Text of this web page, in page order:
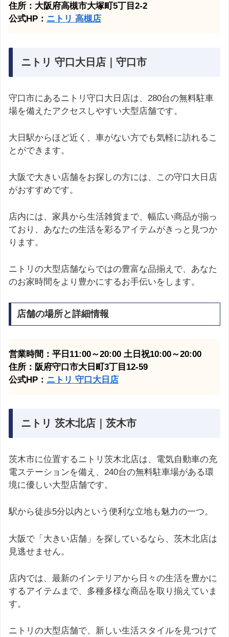
住所：大阪府高槻市大塚町5丁目2-2
公式HP： ニトリ 高槻店
ニトリ 守口大日店｜守口市
守口市にあるニトリ守口大日店は、280台の無料駐車
場を備えたアクセスしやすい大型店舗です。
大日駅からほど近く、車がない方でも気軽に訪れるこ
とができます。
大阪で大きい店舗をお探しの方には、この守口大日店
がおすすめです。
店内には、家具から生活雑貨まで、幅広い商品が揃っ
ており、あなたの生活を彩るアイテムがきっと見つか
ります。
ニトリの大型店舗ならではの豊富な品揃えで、あなた
のお家時間をより豊かにするお手伝いをします。
店舗の場所と詳細情報
営業時間：平日11:00～20:00 土日祝10:00～20:00
住所：阪府守口市大日町3丁目12-59
公式HP： ニトリ 守口大日 店
ニトリ 茨木北店｜茨木市
茨木市に位置するニトリ茨木北店は、電気自動車の充
電ステーションを備え、240台の無料駐車場がある環
境に優しい大型店舗です。
駅から徒歩5分以内という便利な立地も魅力の一つ。
大阪で「大きい店舗」を探しているなら、茨木北店は
見逃せません。
店内では、最新のインテリアから日々の生活を豊かに
するアイテムまで、多種多様な商品を取り揃えていま
す。
ニトリの大型店舗で、新しい生活スタイルを見つけて